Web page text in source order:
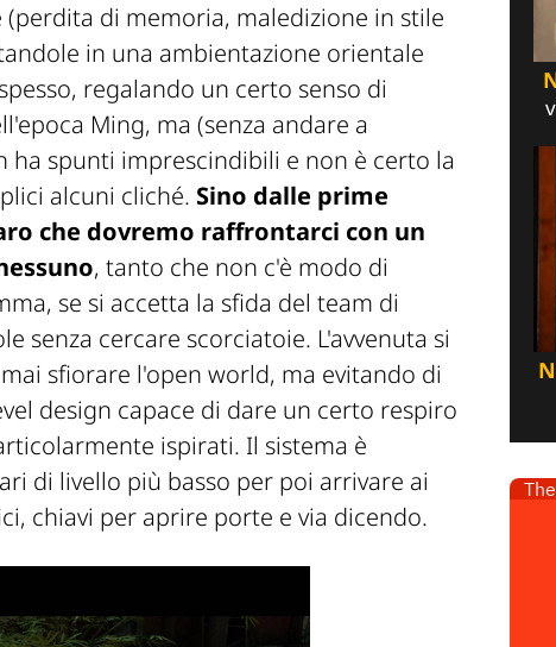
di memoria, maledizione in stile
in una ambientazione orientale
regalando un certo senso di
Ming, ma (senza andare a
ha spunti imprescindibili e non è certo la
alcuni cliché. Sino dalle prime
che dovremo raffrontarci con un
, tanto che non c'è modo di
se si accetta la sfida del team di
senza cercare scorciatoie. L'avvenuta si
sfiorare l'open world, ma evitando di
design capace di dare un certo respiro
ispirati. Il sistema è
di livello più basso per poi arrivare ai
chiavi per aprire porte e via dicendo.